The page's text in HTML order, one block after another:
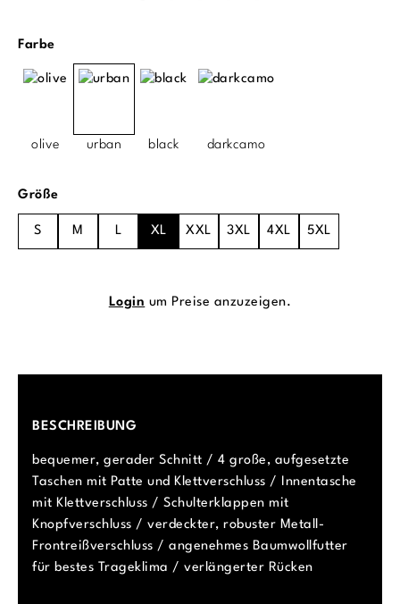
Farbeauswählen
olive urban black darkcamo
Größeauswählen
S M L XL XXL 3XL 4XL 5XL
Login um Preise anzuzeigen.
BESCHREIBUNG
bequemer, gerader Schnitt / 4 große, aufgesetzte
Taschen mit Patte und Klettverschluss / Innentasche
mit Klettverschluss / Schulterklappen mit
Knopfverschluss / verdeckter, robuster Metall-
Frontreißverschluss / angenehmes Baumwollfutter
für bestes Trageklima / verlängerter Rücken